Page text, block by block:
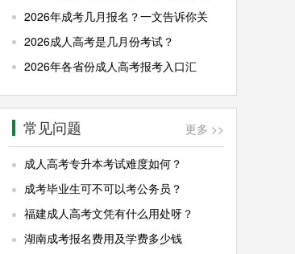
2026年成考几月报名？一文告诉你关
2026成人高考是几月份考试？
2026年各省份成人高考报考入口汇
常见问题 更多 >>
成人高考专升本考试难度如何？
成考毕业生可不可以考公务员？
福建成人高考文凭有什么用处呀？
湖南成考报名费用及学费多少钱